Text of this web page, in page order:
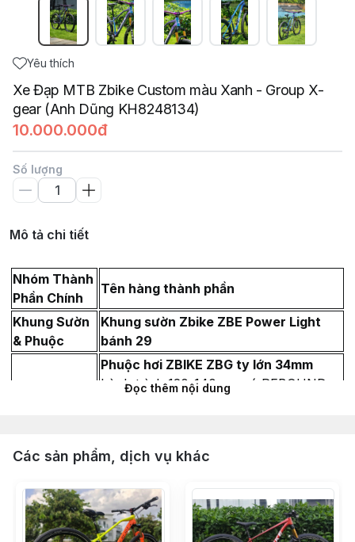
Yêu thích
Xe Đạp MTB Zbike Custom màu Xanh - Group X-
gear (Anh Dũng KH8248134)
10.000.000đ
Số lượng
Mô tả chi tiết
Nhóm Thành
Phần Chính
Tên hàng thành phần
Khung Sườn
& Phuộc
Khung sườn Zbike ZBE Power Light
bánh 29
Phuộc hơi ZBIKE ZBG ty lớn 34mm
hành trình 120-140mm có REBOUND
Vòng Carbon chêm cổ phuộc 28.6 (Dày
10mm & 5mm)
Miếng dán Cao su bảo vệ gấp xe đạp
địa
Hệ Thống
Bộ group X-Gear 1x9 full bộ 5 món
Đọc thêm nội dung
Các sản phẩm, dịch vụ khác